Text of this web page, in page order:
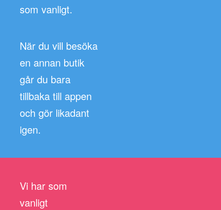
som vanligt.
När du vill besöka
en annan butik
går du bara
tillbaka till appen
och gör likadant
igen.
Vi har som
vanligt